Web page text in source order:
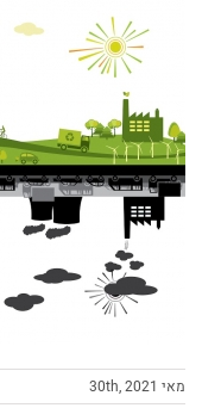
מאי 30th, 2021